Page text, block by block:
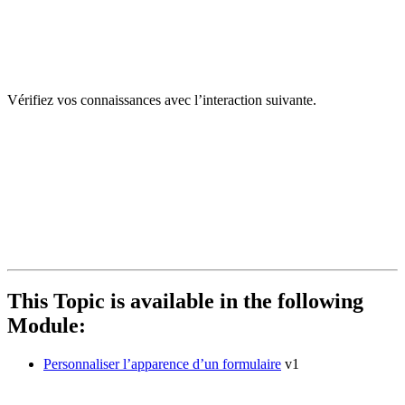
Vérifiez vos connaissances avec l’interaction suivante.
This Topic is available in the following
Module:
Personnaliser l’apparence d’un formulaire v1